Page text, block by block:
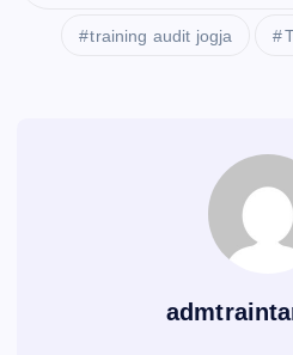
training audit jogja